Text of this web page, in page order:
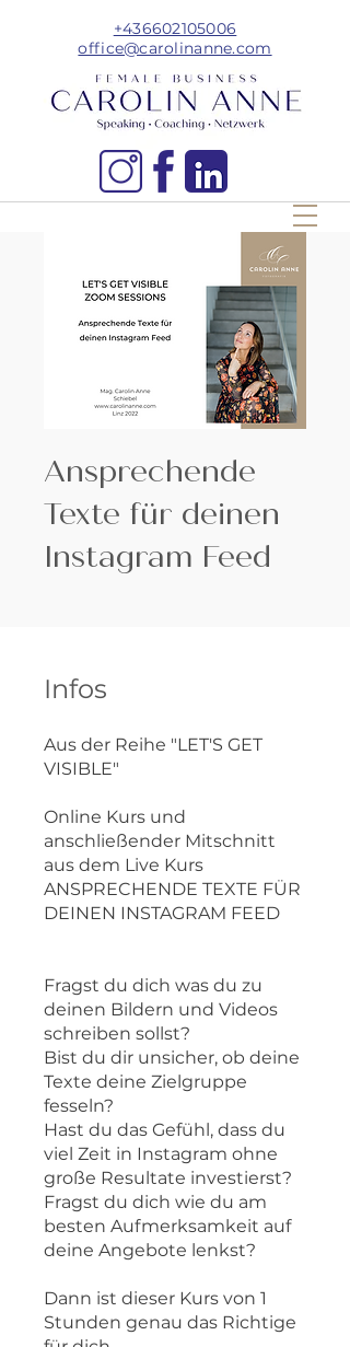
+436602105006
office@carolinanne.com
Ansprechende
Texte für deinen
Instagram Feed
Infos
Aus der Reihe "LET'S GET
VISIBLE"
Online Kurs und
anschließender Mitschnitt
aus dem Live Kurs
ANSPRECHENDE TEXTE FÜR
DEINEN INSTAGRAM FEED
Fragst du dich was du zu
deinen Bildern und Videos
schreiben sollst?
Bist du dir unsicher, ob deine
Texte deine Zielgruppe
fesseln?
Hast du das Gefühl, dass du
viel Zeit in Instagram ohne
große Resultate investierst?
Fragst du dich wie du am
besten Aufmerksamkeit auf
deine Angebote lenkst?
Dann ist dieser Kurs von 1
Stunden genau das Richtige